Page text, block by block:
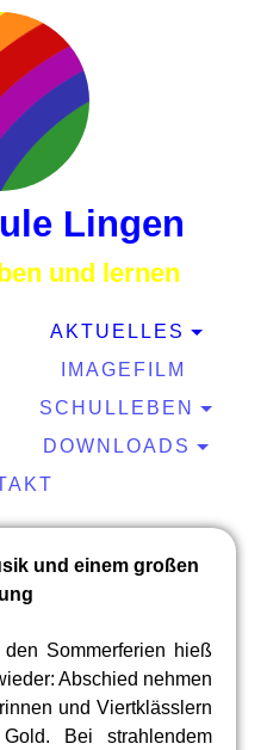
Lingen
und lernen
AKTUELLES
IMAGEFILM
SCHULLEBEN
DOWNLOADS
und einem großen
Sommerferien hieß
Abschied nehmen
und Viertklässlern
Bei strahlendem